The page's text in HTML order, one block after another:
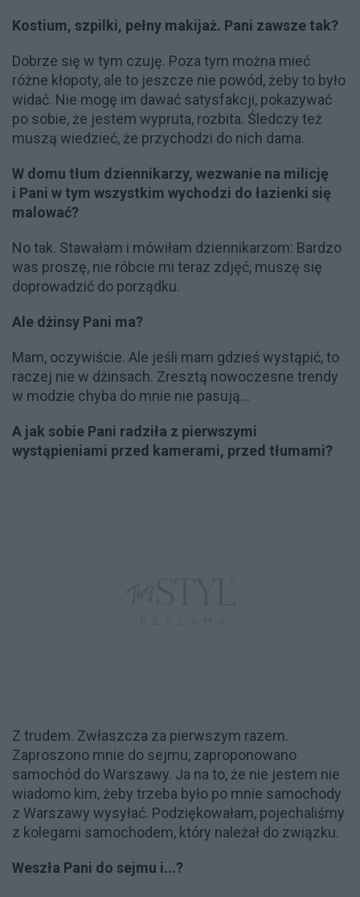
Kostium, szpilki, pełny makijaż. Pani zawsze tak?
Dobrze się w tym czuję. Poza tym można mieć
różne kłopoty, ale to jeszcze nie powód, żeby to było
widać. Nie mogę im dawać satysfakcji, pokazywać
po sobie, że jestem wypruta, rozbita. Śledczy też
muszą wiedzieć, że przychodzi do nich dama.
W domu tłum dziennikarzy, wezwanie na milicję
i Pani w tym wszystkim wychodzi do łazienki się
malować?
No tak. Stawałam i mówiłam dziennikarzom: Bardzo
was proszę, nie róbcie mi teraz zdjęć, muszę się
doprowadzić do porządku.
Ale dżinsy Pani ma?
Mam, oczywiście. Ale jeśli mam gdzieś wystąpić, to
raczej nie w dżinsach. Zresztą nowoczesne trendy
w modzie chyba do mnie nie pasują...
A jak sobie Pani radziła z pierwszymi
wystąpieniami przed kamerami, przed tłumami?
Z trudem. Zwłaszcza za pierwszym razem.
Zaproszono mnie do sejmu, zaproponowano
samochód do Warszawy. Ja na to, że nie jestem nie
wiadomo kim, żeby trzeba było po mnie samochody
z Warszawy wysyłać. Podziękowałam, pojechaliśmy
z kolegami samochodem, który należał do związku.
Weszła Pani do sejmu i...?